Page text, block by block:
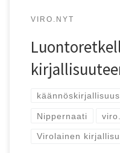
VIRO.NYT
käännöskirjallisuus
Nippernaati
Virolainen